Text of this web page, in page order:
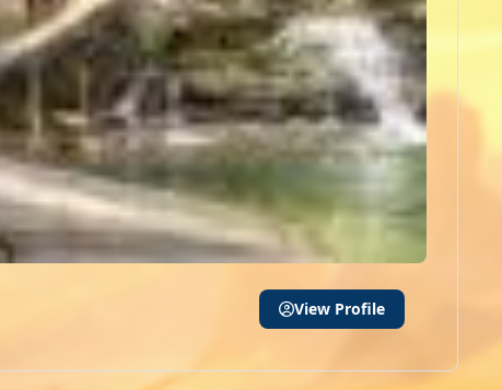
View Profile